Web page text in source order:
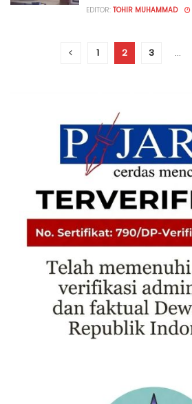
EDITOR: TOHIR MUHAMMAD
1 2 3 …